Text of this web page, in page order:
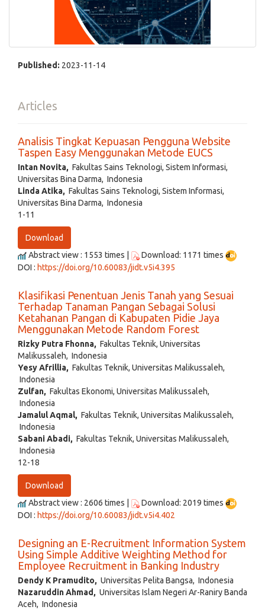
Published: 2023-11-14
Articles
Analisis Tingkat Kepuasan Pengguna Website
Taspen Easy Menggunakan Metode EUCS
Intan Novita, Fakultas Sains Teknologi, Sistem Informasi,
Universitas Bina Darma, Indonesia
Linda Atika, Fakultas Sains Teknologi, Sistem Informasi,
Universitas Bina Darma, Indonesia
1-11
Download
Abstract view : 1553 times |
Download: 1171 times
DOI : https://doi.org/10.60083/jidt.v5i4.395
Klasifikasi Penentuan Jenis Tanah yang Sesuai
Terhadap Tanaman Pangan Sebagai Solusi
Ketahanan Pangan di Kabupaten Pidie Jaya
Menggunakan Metode Random Forest
Rizky Putra Fhonna, Fakultas Teknik, Universitas
Malikussaleh, Indonesia
Yesy Afrillia, Fakultas Teknik, Universitas Malikussaleh,
Indonesia
Zulfan, Fakultas Ekonomi, Universitas Malikussaleh,
Indonesia
Jamalul Aqmal, Fakultas Teknik, Universitas Malikussaleh,
Indonesia
Sabani Abadi, Fakultas Teknik, Universitas Malikussaleh,
Indonesia
12-18
Download
Abstract view : 2606 times |
Download: 2019 times
DOI : https://doi.org/10.60083/jidt.v5i4.402
Designing an E-Recruitment Information System
Using Simple Additive Weighting Method for
Employee Recruitment in Banking Industry
Dendy K Pramudito, Universitas Pelita Bangsa, Indonesia
Nazaruddin Ahmad, Universitas Islam Negeri Ar-Raniry Banda
Aceh, Indonesia